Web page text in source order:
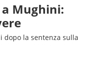
Mughini:
dopo la sentenza sulla